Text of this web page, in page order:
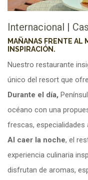
Internacional |
MAÑANAS FRENTE AL
INSPIRACIÓN.
Nuestro restaurante
único del resort que
Durante el día,
océano con una
frescas, especialidades
Al caer la noche, el
experiencia culinaria
disfrutan de aromas,